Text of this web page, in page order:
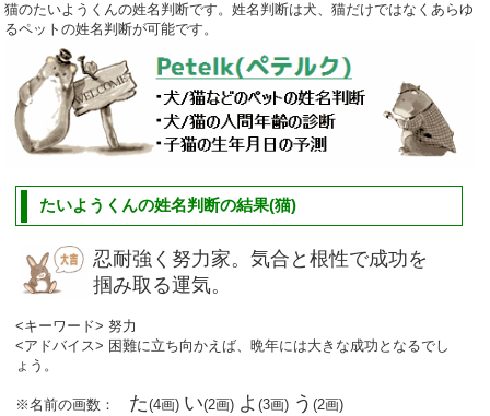
猫のたいようくんの姓名判断です。姓名判断は犬、猫だけではなくあらゆ
るペットの姓名判断が可能です。
たいようくんの姓名判断の結果(猫)
忍耐強く努力家。気合と根性で成功を
掴み取る運気。
<キーワード> 努力
<アドバイス> 困難に立ち向かえば、晩年には大きな成功となるでし
ょう。
※名前の画数： た(4画) い(2画) よ(3画) う(2画)